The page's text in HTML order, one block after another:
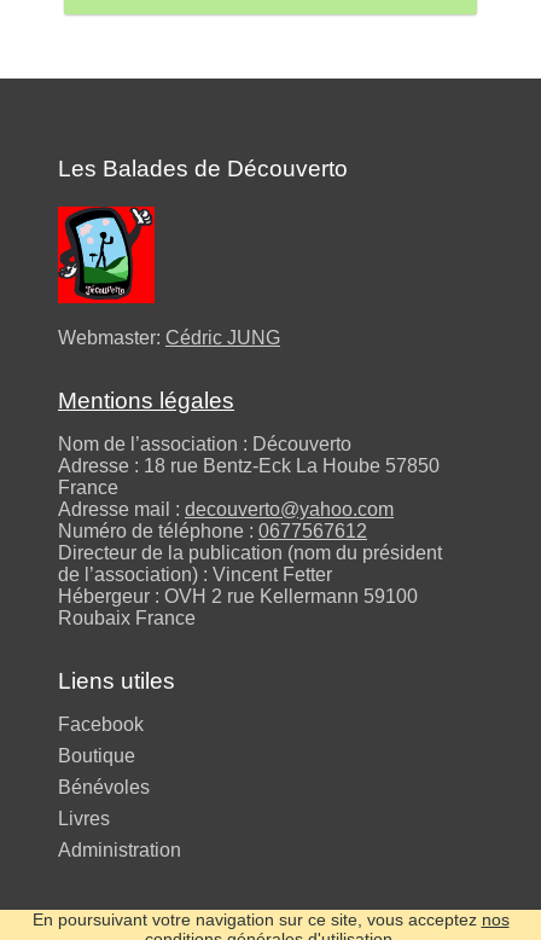
Les Balades de Découverto
Webmaster: Cédric JUNG
Mentions légales
Nom de l’association : Découverto
Adresse : 18 rue Bentz-Eck La Hoube 57850
France
Adresse mail : decouverto@yahoo.com
Numéro de téléphone : 0677567612
Directeur de la publication (nom du président
de l’association) : Vincent Fetter
Hébergeur : OVH 2 rue Kellermann 59100
Roubaix France
Liens utiles
Facebook
Boutique
Bénévoles
Livres
Administration
En poursuivant votre navigation sur ce site, vous acceptez nos